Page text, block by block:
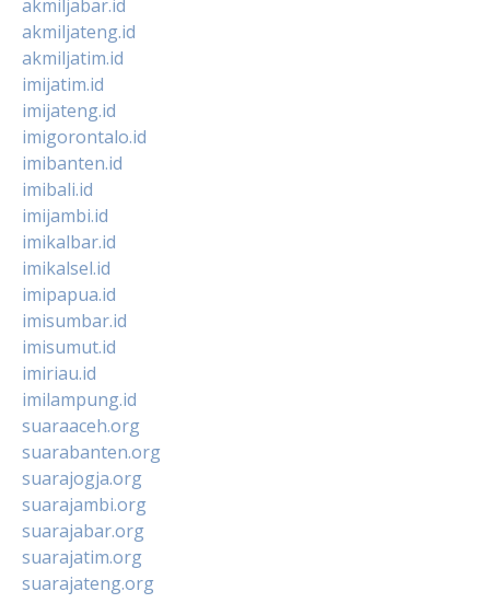
akmiljabar.id
akmiljateng.id
akmiljatim.id
imijatim.id
imijateng.id
imigorontalo.id
imibanten.id
imibali.id
imijambi.id
imikalbar.id
imikalsel.id
imipapua.id
imisumbar.id
imisumut.id
imiriau.id
imilampung.id
suaraaceh.org
suarabanten.org
suarajogja.org
suarajambi.org
suarajabar.org
suarajatim.org
suarajateng.org